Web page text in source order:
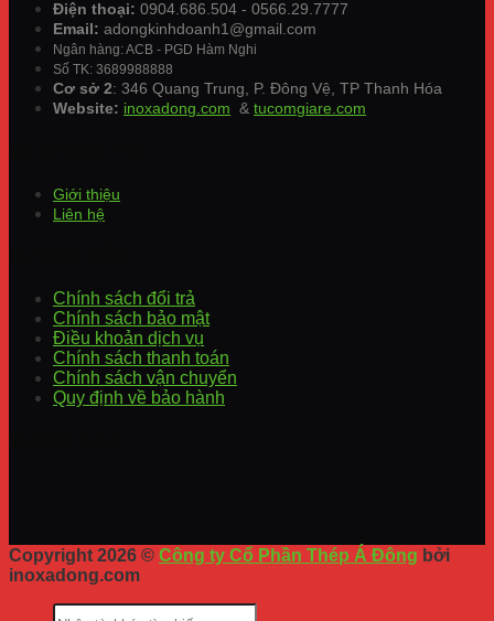
Điện thoại: 0904.686.504 - 0566.29.7777
Email: adongkinhdoanh1@gmail.com
Ngân hàng: ACB - PGD Hàm Nghi
Số TK: 3689988888
Cơ sở 2: 346 Quang Trung, P. Đông Vệ, TP Thanh Hóa
Website: inoxadong.com & tucomgiare.com
Giới thiệu
Liên hệ
Chính sách đổi trả
Chính sách bảo mật
Điều khoản dịch vụ
Chính sách thanh toán
Chính sách vận chuyển
Quy định về bảo hành
Copyright 2026 © Công ty Cổ Phần Thép Á Đông bởi
inoxadong.com